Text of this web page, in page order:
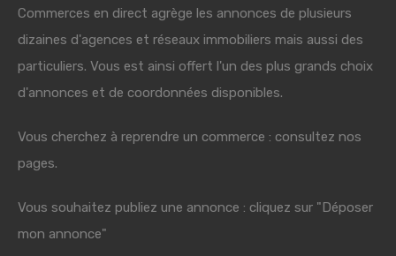
Commerces en direct agrège les annonces de plusieurs
dizaines d'agences et réseaux immobiliers mais aussi des
particuliers. Vous est ainsi offert l'un des plus grands choix
d'annonces et de coordonnées disponibles.
Vous cherchez à reprendre un commerce : consultez nos
pages.
Vous souhaitez publiez une annonce : cliquez sur "Déposer
mon annonce"